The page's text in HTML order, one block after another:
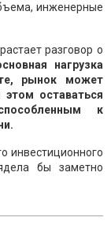
инженерные
разговор о
нагрузка
рынок может
оставаться
к
инвестиционного
бы заметно